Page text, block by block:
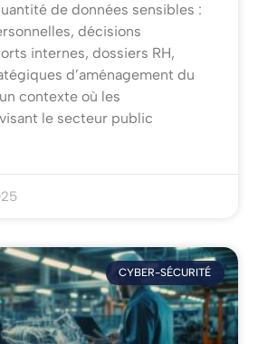
de données sensibles :
décisions
internes, dossiers RH,
d’aménagement du
contexte où les
le secteur public
CYBER-SÉCURITÉ